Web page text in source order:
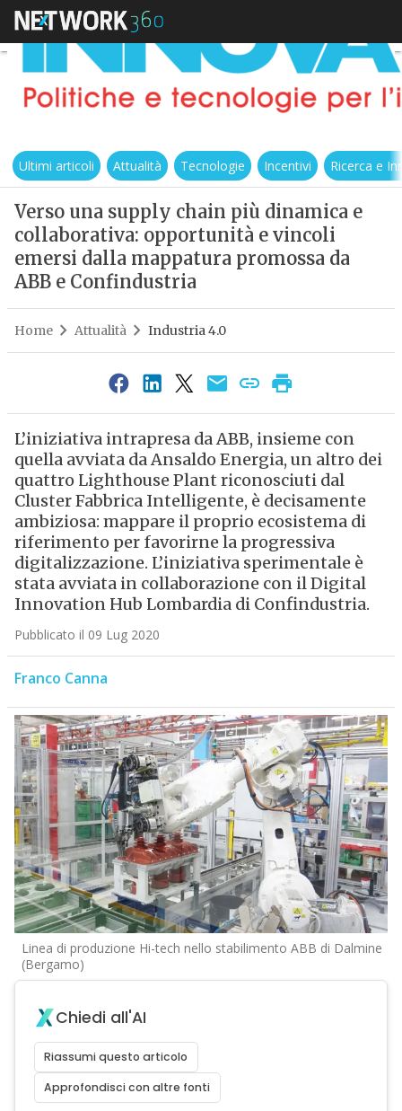
Ultimi articoli Attualità Tecnologie Incentivi Ricerca e
Verso una supply chain più dinamica e
collaborativa: opportunità e vincoli
emersi dalla mappatura promossa da
ABB e Confindustria
Home Attualità Industria 4.0
L’iniziativa intrapresa da ABB, insieme con
quella avviata da Ansaldo Energia, un altro dei
quattro Lighthouse Plant riconosciuti dal
Cluster Fabbrica Intelligente, è decisamente
ambiziosa: mappare il proprio ecosistema di
riferimento per favorirne la progressiva
digitalizzazione. L’iniziativa sperimentale è
stata avviata in collaborazione con il Digital
Innovation Hub Lombardia di Confindustria.
Pubblicato il 09 Lug 2020
Franco Canna
Linea di produzione Hi-tech nello stabilimento ABB di Dalmine
(Bergamo)
Chiedi all'AI
Riassumi questo articolo
Approfondisci con altre fonti